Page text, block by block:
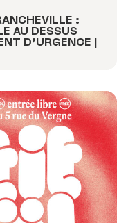
:
AU DESSUS
D’URGENCE |